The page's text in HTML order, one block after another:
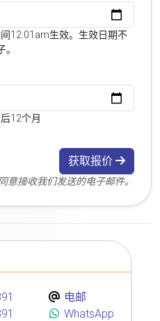
12:01am生效。生效日期不
12个月
获取报价
意接收我们发送的电子邮件。
电邮
WhatsApp